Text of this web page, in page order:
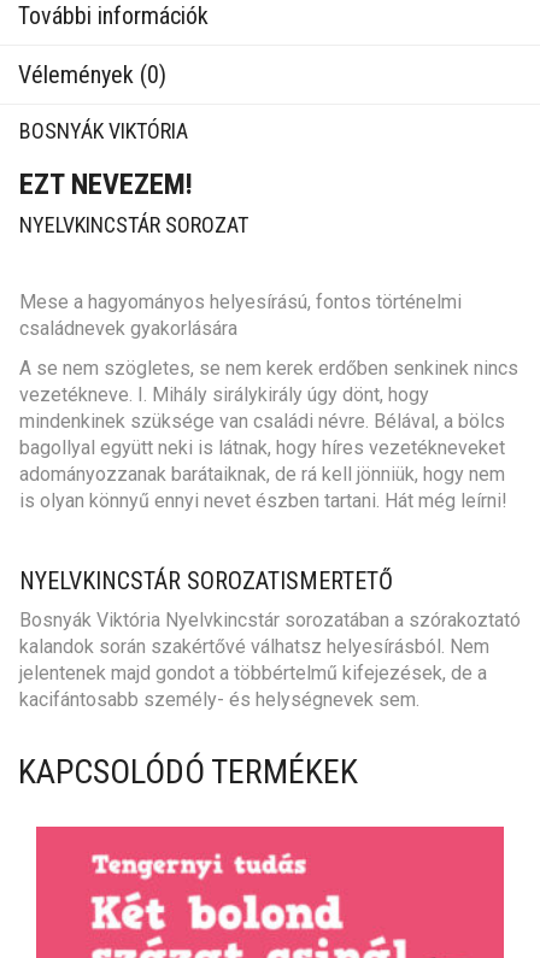
További információk
Vélemények (0)
BOSNYÁK VIKTÓRIA
EZT NEVEZEM!
NYELVKINCSTÁR SOROZAT
Mese a hagyományos helyesírású, fontos történelmi
családnevek gyakorlására
A se nem szögletes, se nem kerek erdőben senkinek nincs
vezetékneve. I. Mihály sirálykirály úgy dönt, hogy
mindenkinek szüksége van családi névre. Bélával, a bölcs
bagollyal együtt neki is látnak, hogy híres vezetékneveket
adományozzanak barátaiknak, de rá kell jönniük, hogy nem
is olyan könnyű ennyi nevet észben tartani. Hát még leírni!
NYELVKINCSTÁR SOROZATISMERTETŐ
Bosnyák Viktória Nyelvkincstár sorozatában a szórakoztató
kalandok során szakértővé válhatsz helyesírásból. Nem
jelentenek majd gondot a többértelmű kifejezések, de a
kacifántosabb személy- és helységnevek sem.
KAPCSOLÓDÓ TERMÉKEK